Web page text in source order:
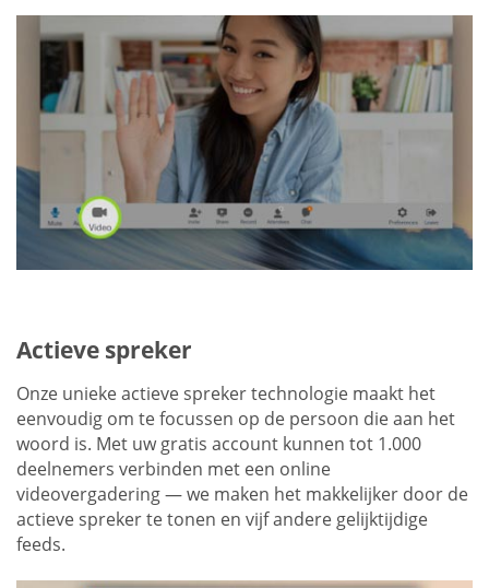
Actieve spreker
Onze unieke actieve spreker technologie maakt het
eenvoudig om te focussen op de persoon die aan het
woord is. Met uw gratis account kunnen tot 1.000
deelnemers verbinden met een online
videovergadering — we maken het makkelijker door de
actieve spreker te tonen en vijf andere gelijktijdige
feeds.